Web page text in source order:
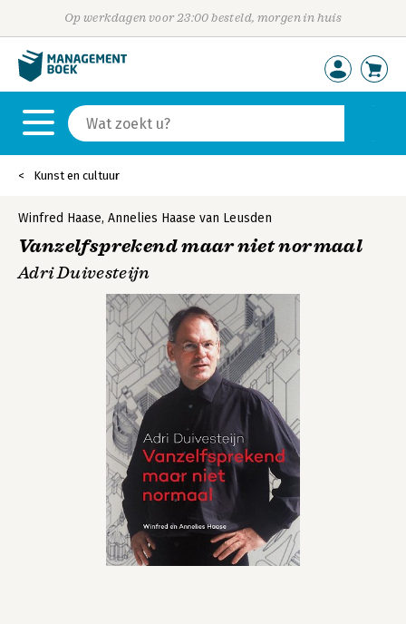
Op werkdagen voor 23:00 besteld, morgen in huis
Kunst en cultuur
Winfred Haase, Annelies Haase van Leusden
Vanzelfsprekend maar niet normaal
Adri Duivesteijn